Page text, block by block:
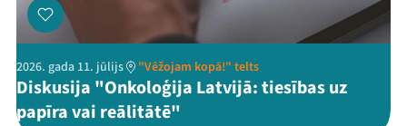
2026. gada 11. jūlijs "Vēžojam kopā!" telts
Diskusija "Onkoloģija Latvijā: tiesības uz
papīra vai reālitātē"